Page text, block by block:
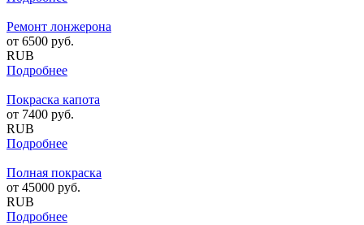
Ремонт лонжерона
от 6500 руб.
RUB
Подробнее
Покраска капота
от 7400 руб.
RUB
Подробнее
Полная покраска
от 45000 руб.
RUB
Подробнее